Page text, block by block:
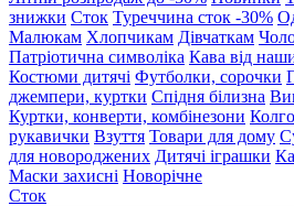
знижки Сток Туреччина сток -30%
Малюкам Хлопчикам Дівчаткам
Патріотична символіка Кава від
Костюми дитячі Футболки, сорочки
джемпери, куртки Спідня білизна
Куртки, конверти, комбінезони
рукавички Взуття Товари для дому
для новороджених Дитячі іграшки
Маски захисні Новорічне
Сток